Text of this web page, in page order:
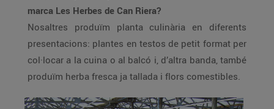
marca Les Herbes de Can Riera?
Nosaltres produïm planta culinària en diferents
presentacions: plantes en testos de petit format per
col·locar a la cuina o al balcó i, d’altra banda, també
produïm herba fresca ja tallada i flors comestibles.